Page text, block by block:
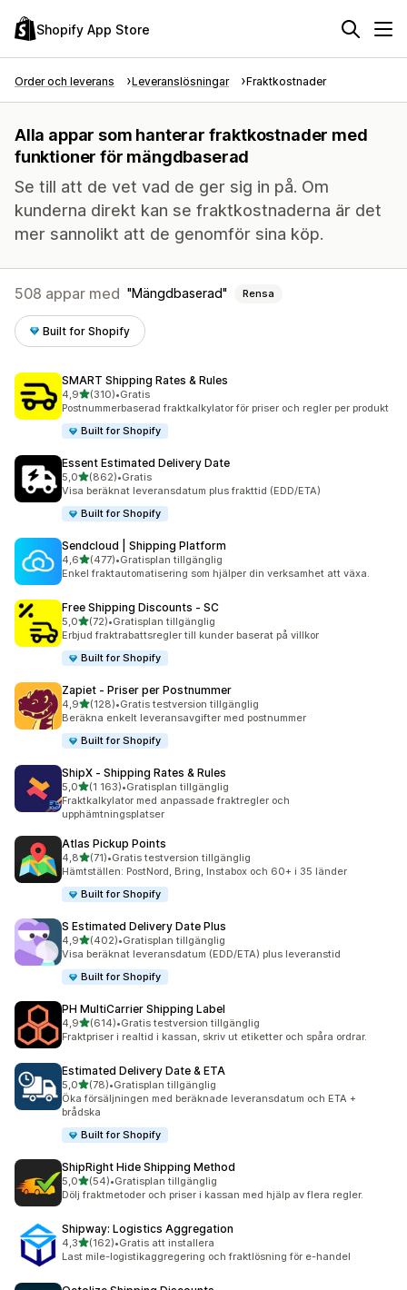
Shopify App Store
Order och leverans Leveranslösningar Fraktkostnader
Alla appar som hanterar fraktkostnader med
funktioner för mängdbaserad
Se till att de vet vad de ger sig in på. Om
kunderna direkt kan se fraktkostnaderna är det
mer sannolikt att de genomför sina köp.
508 appar med Mängdbaserad Rensa
Built for Shopify
SMART Shipping Rates & Rules
4,9av 5 stjärnor
(310)
310 recensioner totalt
•Gratis
Postnummerbaserad fraktkalkylator för priser och regler per produkt
Built for Shopify
Essent Estimated Delivery Date
5,0av 5 stjärnor
(862)
862 recensioner totalt
•Gratis
Visa beräknat leveransdatum plus frakttid (EDD/ETA)
Built for Shopify
Sendcloud | Shipping Platform
4,6av 5 stjärnor
(477)
477 recensioner totalt
•Gratisplan tillgänglig
Enkel fraktautomatisering som hjälper din verksamhet att växa.
Free Shipping Discounts ‑ SC
5,0av 5 stjärnor
(72)
72 recensioner totalt
•Gratisplan tillgänglig
Erbjud fraktrabattsregler till kunder baserat på villkor
Built for Shopify
Zapiet ‑ Priser per Postnummer
4,9av 5 stjärnor
(128)
128 recensioner totalt
•Gratis testversion tillgänglig
Beräkna enkelt leveransavgifter med postnummer
Built for Shopify
ShipX ‑ Shipping Rates & Rules
5,0av 5 stjärnor
(1 163)
1163 recensioner totalt
•Gratisplan tillgänglig
Fraktkalkylator med anpassade fraktregler och
upphämtningsplatser
Atlas Pickup Points
4,8av 5 stjärnor
(71)
71 recensioner totalt
•Gratis testversion tillgänglig
Hämtställen: PostNord, Bring, Instabox och 60+ i 35 länder
Built for Shopify
S Estimated Delivery Date Plus
4,9av 5 stjärnor
(402)
402 recensioner totalt
•Gratisplan tillgänglig
Visa beräknat leveransdatum (EDD/ETA) plus leveranstid
Built for Shopify
PH MultiCarrier Shipping Label
4,9av 5 stjärnor
(614)
614 recensioner totalt
•Gratis testversion tillgänglig
Fraktpriser i realtid i kassan, skriv ut etiketter och spåra ordrar.
Estimated Delivery Date & ETA
5,0av 5 stjärnor
(78)
78 recensioner totalt
•Gratisplan tillgänglig
Öka försäljningen med beräknade leveransdatum och ETA +
brådska
Built for Shopify
ShipRight Hide Shipping Method
5,0av 5 stjärnor
(54)
54 recensioner totalt
•Gratisplan tillgänglig
Dölj fraktmetoder och priser i kassan med hjälp av flera regler.
Shipway: Logistics Aggregation
4,3av 5 stjärnor
(162)
162 recensioner totalt
•Gratis att installera
Last mile-logistikaggregering och fraktlösning för e-handel